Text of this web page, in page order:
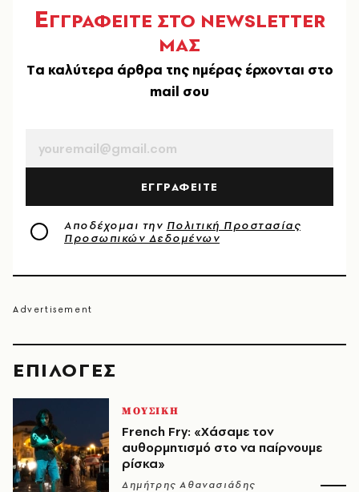
EΠΙΛΟΓΈΣ
ΜΟΥΣΙΚΗ
French Fry: «Χάσαμε τον
αυθορμητισμό στο να παίρνουμε
ρίσκα»
Δημήτρης Αθανασιάδης
ΕΓΓΡΑΦΕΙΤΕ ΣΤΟ NEWSLETTER
ΜΑΣ
Tα καλύτερα άρθρα της ημέρας έρχονται στο
mail σου
ΕΓΓΡΑΦΕΙΤΕ
Αποδέχομαι την Πολιτική Προστασίας
Προσωπικών Δεδομένων